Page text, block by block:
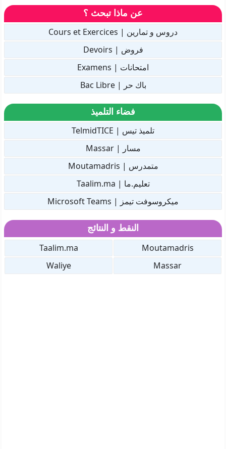
عن ماذا تبحث ؟
دروس و تمارين | Cours et Exercices
فروض | Devoirs
امتحانات | Examens
باك حر | Bac Libre
فضاء التلميذ
تلميذ تيس | TelmidTICE
مسار | Massar
متمدرس | Moutamadris
تعليم.ما | Taalim.ma
ميكروسوفت تيمز | Microsoft Teams
النقط و النتائج
Moutamadris
Taalim.ma
Massar
Waliye